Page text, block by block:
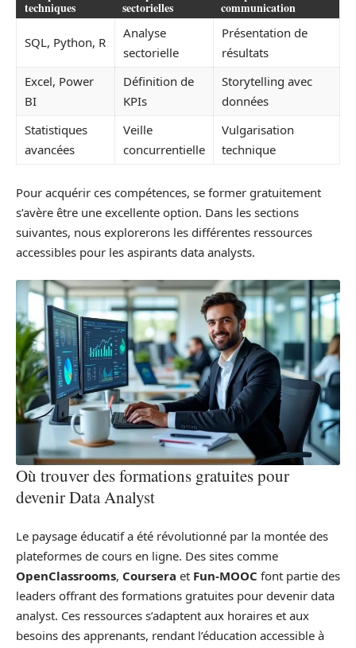
techniques sectorielles communication
SQL, Python, R
Analyse
sectorielle
Présentation de
résultats
Excel, Power
BI
Définition de
KPIs
Storytelling avec
données
Statistiques
avancées
Veille
concurrentielle
Vulgarisation
technique
Pour acquérir ces compétences, se former gratuitement
s’avère être une excellente option. Dans les sections
suivantes, nous explorerons les différentes ressources
accessibles pour les aspirants data analysts.
Où trouver des formations gratuites pour
devenir Data Analyst
Le paysage éducatif a été révolutionné par la montée des
plateformes de cours en ligne. Des sites comme
OpenClassrooms, Coursera et Fun-MOOC font partie des
leaders offrant des formations gratuites pour devenir data
analyst. Ces ressources s’adaptent aux horaires et aux
besoins des apprenants, rendant l’éducation accessible à